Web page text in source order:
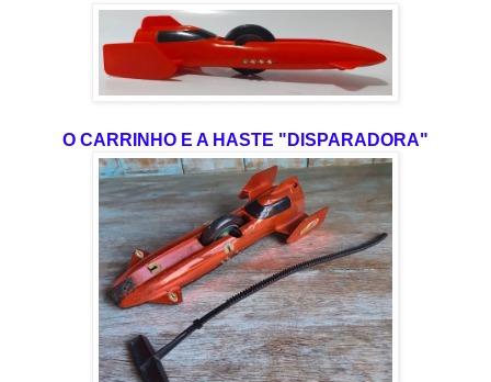
O CARRINHO E A HASTE "DISPARADORA"